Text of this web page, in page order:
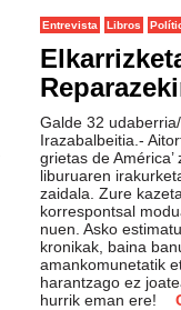
Entrevista Libros
Galde 32
Irazabalbeitia.-
grietas de
liburuaren
zaidala. Zure
korrespontsal
nuen. Asko
kronikak, baina
amankomunetatik
harantzago ez
hurrik eman ere!